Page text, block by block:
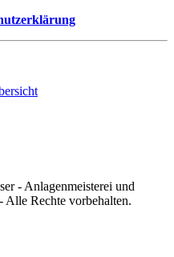
- Anlagenmeisterei und
Alle Rechte vorbehalten.